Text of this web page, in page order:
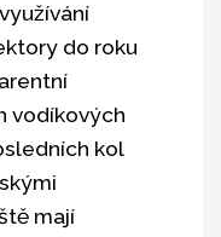
do roku
vodíkových
kol
mají